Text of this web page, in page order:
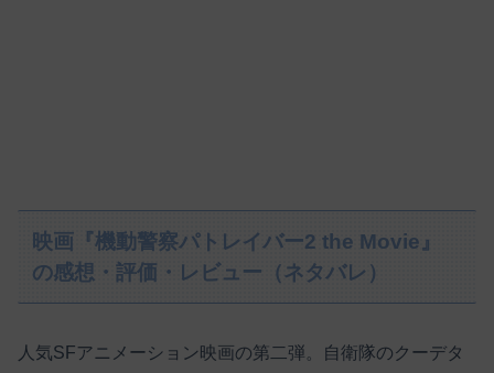
映画『機動警察パトレイバー2 the Movie』
の感想・評価・レビュー（ネタバレ）
人気SFアニメーション映画の第二弾。自衛隊のクーデタ